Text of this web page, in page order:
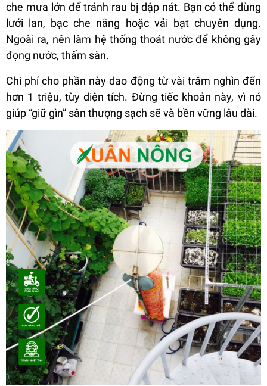
che mưa lớn để tránh rau bị dập nát. Bạn có thể dùng
lưới lan, bạc che nắng hoặc vải bạt chuyên dụng.
Ngoài ra, nên làm hệ thống thoát nước để không gây
đọng nước, thấm sàn.
Chi phí cho phần này dao động từ vài trăm nghìn đến
hơn 1 triệu, tùy diện tích. Đừng tiếc khoản này, vì nó
giúp “giữ gìn” sân thượng sạch sẽ và bền vững lâu dài.